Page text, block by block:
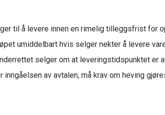
til å levere innen en rimelig tilleggsfrist for
umiddelbart hvis selger nekter å levere
selger om at leveringstidspunktet er
av avtalen, må krav om heving